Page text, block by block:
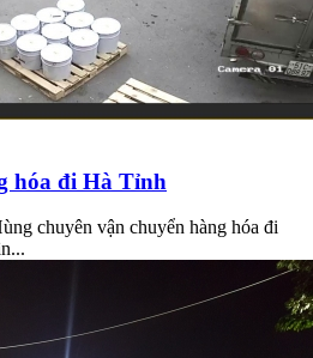
hóa đi Hà Tỉnh
chuyên vận chuyển hàng hóa đi